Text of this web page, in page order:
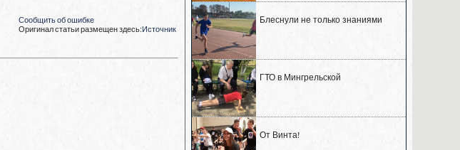
Сообщить об ошибке
Оригинал статьи размещен здесь:Источник
Блеснули не только знаниями
ГТО в Мингрельской
От Винта!